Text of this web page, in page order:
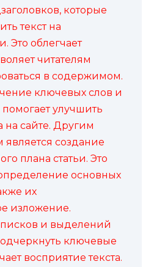
которые
текст на
Это облегчает
читателям
в содержимом.
ключевых слов и
улучшить
на сайте. Другим
создание
плана статьи. Это
основных
их
изложение.
и выделений
ключевые
восприятие текста.